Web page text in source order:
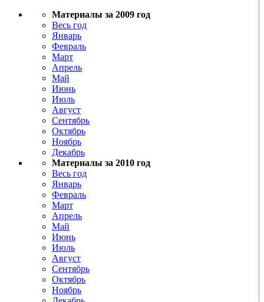
Материалы за 2009 год
Весь год
Январь
Февраль
Март
Апрель
Май
Июнь
Июль
Август
Сентябрь
Октябрь
Ноябрь
Декабрь
Материалы за 2010 год
Весь год
Январь
Февраль
Март
Апрель
Май
Июнь
Июль
Август
Сентябрь
Октябрь
Ноябрь